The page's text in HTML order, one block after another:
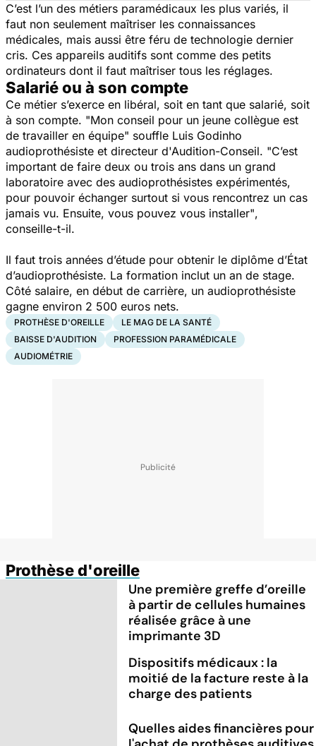
C’est l’un des métiers paramédicaux les plus variés, il
faut non seulement maîtriser les connaissances
médicales, mais aussi être féru de technologie dernier
cris. Ces appareils auditifs sont comme des petits
ordinateurs dont il faut maîtriser tous les réglages.
Salarié ou à son compte
Ce métier s’exerce en libéral, soit en tant que salarié, soit
à son compte. "Mon conseil pour un jeune collègue est
de travailler en équipe" souffle Luis Godinho
audioprothésiste et directeur d'Audition-Conseil. "C’est
important de faire deux ou trois ans dans un grand
laboratoire avec des audioprothésistes expérimentés,
pour pouvoir échanger surtout si vous rencontrez un cas
jamais vu. Ensuite, vous pouvez vous installer",
conseille-t-il.
Il faut trois années d’étude pour obtenir le diplôme d’État
d’audioprothésiste. La formation inclut un an de stage.
Côté salaire, en début de carrière, un audioprothésiste
gagne environ 2 500 euros nets.
PROTHÈSE D'OREILLE
LE MAG DE LA SANTÉ
BAISSE D'AUDITION
PROFESSION PARAMÉDICALE
AUDIOMÉTRIE
Prothèse d'oreille
Une première greffe d’oreille
à partir de cellules humaines
réalisée grâce à une
imprimante 3D
Dispositifs médicaux : la
moitié de la facture reste à la
charge des patients
Quelles aides financières pour